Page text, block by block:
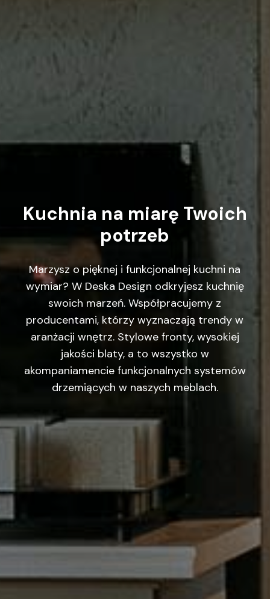
Kuchnia na miarę Twoich
potrzeb
Marzysz o pięknej i funkcjonalnej kuchni na
wymiar? W Deska Design odkryjesz kuchnię
swoich marzeń. Współpracujemy z
producentami, którzy wyznaczają trendy w
aranżacji wnętrz. Stylowe fronty, wysokiej
jakości blaty, a to wszystko w
akompaniamencie funkcjonalnych systemów
drzemiących w naszych meblach.